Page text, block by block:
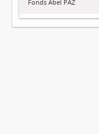
Fonds Abel PAZ